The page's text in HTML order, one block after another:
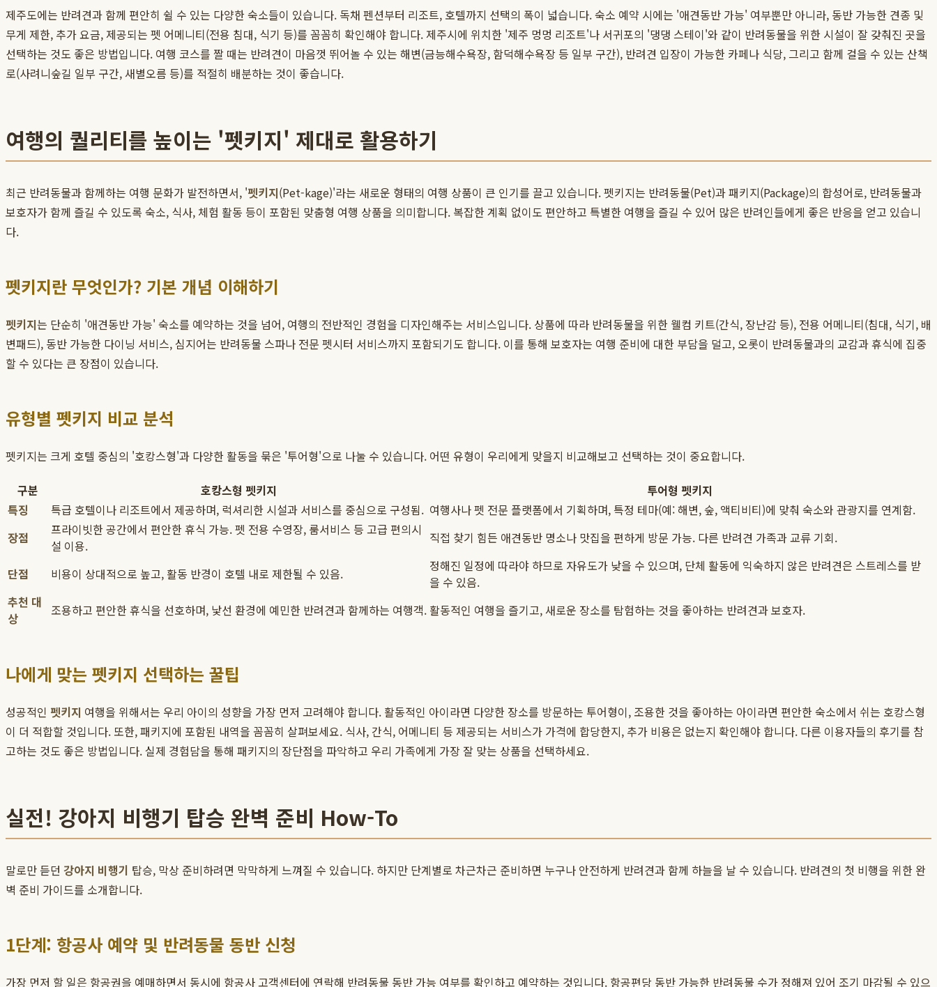
제주도에는 반려견과 함께 편안히 쉴 수 있는 다양한 숙소들이 있습니다. 독채 펜션부터 리조트, 호텔까지 선택의 폭이 넓습니다. 숙소 예약 시에는 '애견동반 가능' 여부뿐만 아니라, 동반 가능한 견종 및
무게 제한, 추가 요금, 제공되는 펫 어메니티(전용 침대, 식기 등)를 꼼꼼히 확인해야 합니다. 제주시에 위치한 '제주 멍멍 리조트'나 서귀포의 '댕댕 스테이'와 같이 반려동물을 위한 시설이 잘 갖춰진 곳을
선택하는 것도 좋은 방법입니다. 여행 코스를 짤 때는 반려견이 마음껏 뛰어놀 수 있는 해변(금능해수욕장, 함덕해수욕장 등 일부 구간), 반려견 입장이 가능한 카페나 식당, 그리고 함께 걸을 수 있는 산책
로(사려니숲길 일부 구간, 새별오름 등)를 적절히 배분하는 것이 좋습니다.
여행의 퀄리티를 높이는 '펫키지' 제대로 활용하기
최근 반려동물과 함께하는 여행 문화가 발전하면서, '펫키지(Pet-kage)'라는 새로운 형태의 여행 상품이 큰 인기를 끌고 있습니다. 펫키지는 반려동물(Pet)과 패키지(Package)의 합성어로, 반려동물과
보호자가 함께 즐길 수 있도록 숙소, 식사, 체험 활동 등이 포함된 맞춤형 여행 상품을 의미합니다. 복잡한 계획 없이도 편안하고 특별한 여행을 즐길 수 있어 많은 반려인들에게 좋은 반응을 얻고 있습니
다.
펫키지란 무엇인가? 기본 개념 이해하기
펫키지는 단순히 '애견동반 가능' 숙소를 예약하는 것을 넘어, 여행의 전반적인 경험을 디자인해주는 서비스입니다. 상품에 따라 반려동물을 위한 웰컴 키트(간식, 장난감 등), 전용 어메니티(침대, 식기, 배
변패드), 동반 가능한 다이닝 서비스, 심지어는 반려동물 스파나 전문 펫시터 서비스까지 포함되기도 합니다. 이를 통해 보호자는 여행 준비에 대한 부담을 덜고, 오롯이 반려동물과의 교감과 휴식에 집중
할 수 있다는 큰 장점이 있습니다.
유형별 펫키지 비교 분석
펫키지는 크게 호텔 중심의 '호캉스형'과 다양한 활동을 묶은 '투어형'으로 나눌 수 있습니다. 어떤 유형이 우리에게 맞을지 비교해보고 선택하는 것이 중요합니다.
구분 호캉스형 펫키지
투어형 펫키지
특징
특급 호텔이나 리조트에서 제공하며, 럭셔리한 시설과 서비스를 중심으로 구성됨. 여행사나 펫 전문 플랫폼에서 기획하며, 특정 테마(예: 해변, 숲, 액티비티)에 맞춰 숙소와 관광지를 연계함.
장점
프라이빗한 공간에서 편안한 휴식 가능. 펫 전용 수영장, 룸서비스 등 고급 편의시
설 이용.
직접 찾기 힘든 애견동반 명소나 맛집을 편하게 방문 가능. 다른 반려견 가족과 교류 기회.
단점 비용이 상대적으로 높고, 활동 반경이 호텔 내로 제한될 수 있음.
정해진 일정에 따라야 하므로 자유도가 낮을 수 있으며, 단체 활동에 익숙하지 않은 반려견은 스트레스를 받
을 수 있음.
추천 대
상
조용하고 편안한 휴식을 선호하며, 낯선 환경에 예민한 반려견과 함께하는 여행객. 활동적인 여행을 즐기고, 새로운 장소를 탐험하는 것을 좋아하는 반려견과 보호자.
나에게 맞는 펫키지 선택하는 꿀팁
성공적인 펫키지 여행을 위해서는 우리 아이의 성향을 가장 먼저 고려해야 합니다. 활동적인 아이라면 다양한 장소를 방문하는 투어형이, 조용한 것을 좋아하는 아이라면 편안한 숙소에서 쉬는 호캉스형
이 더 적합할 것입니다. 또한, 패키지에 포함된 내역을 꼼꼼히 살펴보세요. 식사, 간식, 어메니티 등 제공되는 서비스가 가격에 합당한지, 추가 비용은 없는지 확인해야 합니다. 다른 이용자들의 후기를 참
고하는 것도 좋은 방법입니다. 실제 경험담을 통해 패키지의 장단점을 파악하고 우리 가족에게 가장 잘 맞는 상품을 선택하세요.
실전! 강아지 비행기 탑승 완벽 준비 How-To
말로만 듣던 강아지 비행기 탑승, 막상 준비하려면 막막하게 느껴질 수 있습니다. 하지만 단계별로 차근차근 준비하면 누구나 안전하게 반려견과 함께 하늘을 날 수 있습니다. 반려견의 첫 비행을 위한 완
벽 준비 가이드를 소개합니다.
1단계: 항공사 예약 및 반려동물 동반 신청
가장 먼저 할 일은 항공권을 예매하면서 동시에 항공사 고객센터에 연락해 반려동물 동반 가능 여부를 확인하고 예약하는 것입니다. 항공편당 동반 가능한 반려동물 수가 정해져 있어 조기 마감될 수 있으